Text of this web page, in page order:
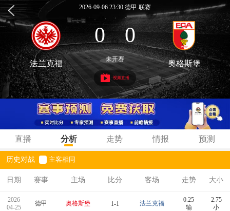
2026-09-06 23:30 德甲 联赛
0 : 0
法兰克福 未开赛 奥格斯堡
视频直播
直播 分析 走势 情报 预测
历史对战 主客相同
日期 赛事 主场 比分 客场 走势 大小
2026
04-25
德甲 奥格斯堡 1-1 法兰克福
0.25
输
2.75
小